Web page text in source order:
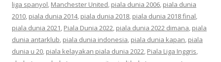
liga spanyol, Manchester United, piala dunia 2006, piala dunia
2010, piala dunia 2014, piala dunia 2018, piala dunia 2018 final,
piala dunia 2021, Piala Dunia 2022, piala dunia 2022 dimana, piala
dunia antarklub, piala dunia indonesia, piala dunia kapan, piala
dunia u 20, piala kelayakan piala dunia 2022, Piala Liga Inggris,